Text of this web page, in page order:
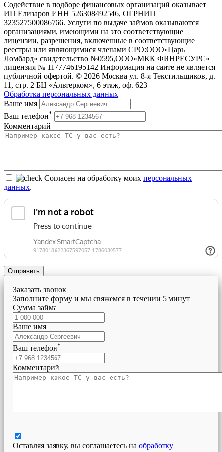
Содействие в подборе финансовых организаций оказывает
ИП Елизаров ИНН 526308492546, ОГРНИП
323527500086766. Услуги по выдаче займов оказываются
организациями, имеющими на это соответствующие
лицензии, разрешения, включенные в соответствующие
реестры или являющимися членами СРО:ООО«Царь
Ломбард» свидетельство №0595,ООО«МКК ФИНРЕСУРС»
лицензия № 1177746195142 Информация на сайте не является
публичной офертой. © 2026 Москва ул. 8-я Текстильщиков, д.
11, стр. 2 БЦ «Альтерком», 6 этаж, оф. 623
Обработка персональных данных
Ваше имя
Ваш телефон*
Комментарий
Согласен на обработку моих персональных
данных.
Отправить
Заказать звонок
Заполните форму и мы свяжемся в течении 5 минут
Сумма займа
Ваше имя
Ваш телефон*
Комментарий
Оставляя заявку, вы соглашаетесь на обработку